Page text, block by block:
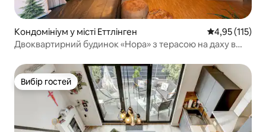
Кондомініум у місті Еттлінген Середня
4,95 (115)
Двоквартирний будинок «Нора» з терасою на даху в
Вибір гостей
Вибір гостей